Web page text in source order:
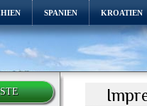
SPANIEN KROATIEN